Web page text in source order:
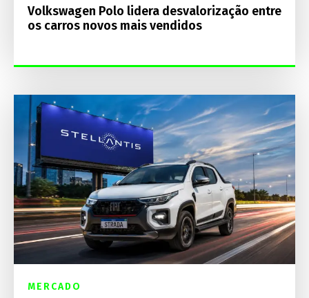
Volkswagen Polo lidera desvalorização entre
os carros novos mais vendidos
MERCADO